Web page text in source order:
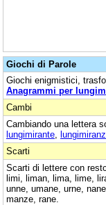
Giochi di Parole
Giochi enigmistici,
Anagrammi per
Cambi
Cambiando una lettera
lungimirante
Scarti
Scarti di lettere con
limi, liman, lima, lime,
unne, umane, urne,
manze, rane.